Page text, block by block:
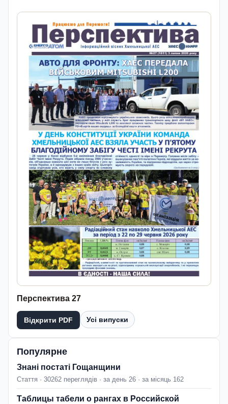
Перспектива 27
Відкрити PDF Усі випуски
Популярне
Знані постаті Гощанщини
Стаття · 30262 переглядів · за день 26 · за місяць 162
Таблицы табели о рангах в Российской